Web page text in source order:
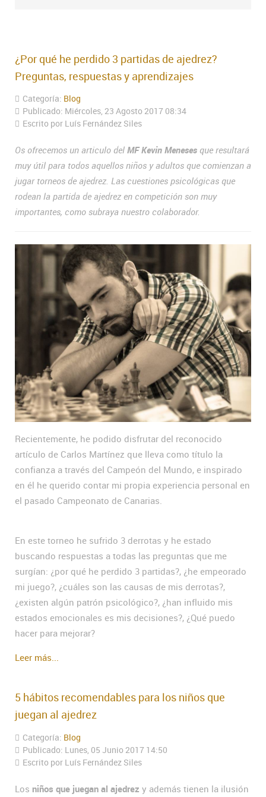
¿Por qué he perdido 3 partidas de ajedrez?
Preguntas, respuestas y aprendizajes
Categoría: Blog
Publicado: Miércoles, 23 Agosto 2017 08:34
Escrito por Luís Fernández Siles
Os ofrecemos un articulo del MF Kevin Meneses que resultará
muy útil para todos aquellos niños y adultos que comienzan a
jugar torneos de ajedrez. Las cuestiones psicológicas que
rodean la partida de ajedrez en competición son muy
importantes, como subraya nuestro colaborador.
Recientemente, he podido disfrutar del reconocido
artículo de Carlos Martínez que lleva como título la
confianza a través del Campeón del Mundo, e inspirado
en él he querido contar mi propia experiencia personal en
el pasado Campeonato de Canarias.
En este torneo he sufrido 3 derrotas y he estado
buscando respuestas a todas las preguntas que me
surgían: ¿por qué he perdido 3 partidas?, ¿he empeorado
mi juego?, ¿cuáles son las causas de mis derrotas?,
¿existen algún patrón psicológico?, ¿han influido mis
estados emocionales es mis decisiones?, ¿Qué puedo
hacer para mejorar?
Leer más...
5 hábitos recomendables para los niños que
juegan al ajedrez
Categoría: Blog
Publicado: Lunes, 05 Junio 2017 14:50
Escrito por Luís Fernández Siles
Los niños que juegan al ajedrez y además tienen la ilusión